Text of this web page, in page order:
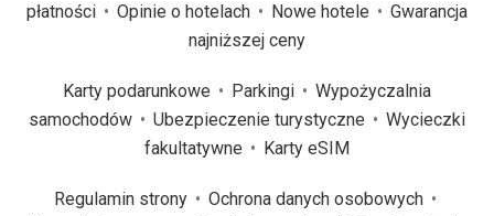
płatności
Opinie o hotelach Nowe hotele
Gwarancja
najniższej ceny
Karty podarunkowe Parkingi
Wypożyczalnia
samochodów
Ubezpieczenie turystyczne
Wycieczki
fakultatywne
Karty eSIM
Regulamin strony
Ochrona danych osobowych